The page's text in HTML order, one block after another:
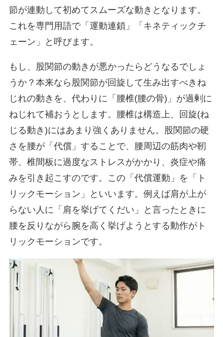
節が連動して初めてスムーズな動きとなります。
これを専門用語で「運動連鎖」「キネティックチ
ェーン」と呼びます。
もし、股関節の動きが悪かったらどうなるでしょ
うか？本来なら股関節が回旋して生み出すべきね
じれの動きを、代わりに「腰椎(腰の骨)」が過剰に
ねじれて補おうとします。腰椎は構造上、回旋(ね
じる動き)にはあまり強くありません。股関節の硬
さを腰が「代償」することで、腰周辺の筋肉や靭
帯、椎間板に過度なストレスがかかり、炎症や痛
みを引き起こすのです。この「代償運動」を「ト
リックモーション」といいます。例えば肩が上が
らない人に「肩を挙げてくだい」と言ったときに
腰を反りながら腕を高く挙げようとする動作がト
リックモーションです。